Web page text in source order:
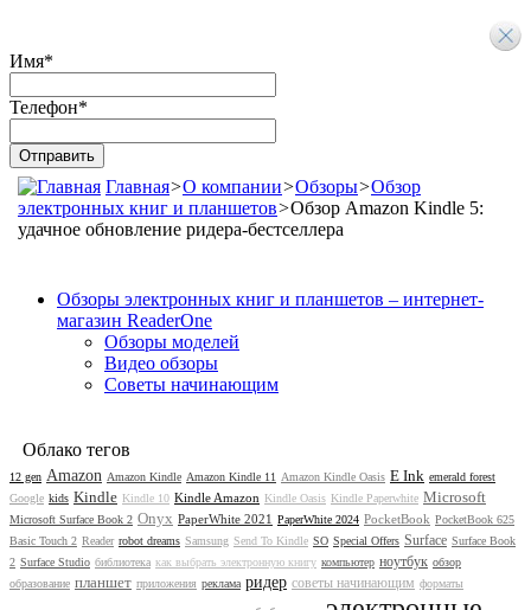
Имя*
Телефон*
Главная>О компании>Обзоры>Обзор
электронных книг и планшетов>Обзор Amazon Kindle 5:
удачное обновление ридера-бестселлера
Обзоры электронных книг и планшетов – интернет-
магазин ReaderOne
Обзоры моделей
Видео обзоры
Советы начинающим
Облако тегов
12 gen Amazon Amazon Kindle Amazon Kindle 11 Amazon Kindle Oasis E Ink emerald forest
Google kids Kindle Kindle 10 Kindle Amazon Kindle Oasis Kindle Paperwhite Microsoft
Microsoft Surface Book 2 Onyx PaperWhite 2021 PaperWhite 2024 PocketBook PocketBook 625
Basic Touch 2 Reader robot dreams Samsung Send To Kindle SO Special Offers Surface Surface Book
2 Surface Studio библиотека как выбрать электронную книгу компьютер ноутбук обзор
образование планшет приложения реклама ридер советы начинающим форматы